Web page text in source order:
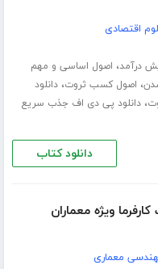
اقتصادی
درآمد، اصول اساسی و مهم
، اصول کسب ثروت،دانلود
،دانلود پی دی اف جذب سریع
دانلود کتاب
ویژه معماران
معماری